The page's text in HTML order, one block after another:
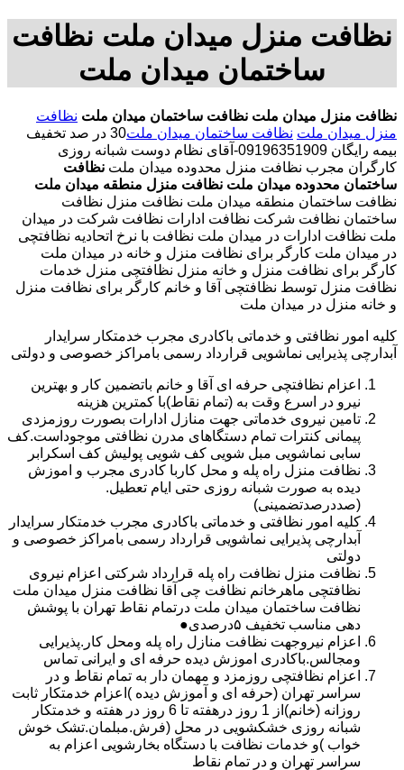
نظافت منزل میدان ملت نظافت
ساختمان میدان ملت
نظافت منزل میدان ملت نظافت ساختمان میدان ملت نظافت
منزل میدان ملت نظافت ساختمان میدان ملت
30 در صد تخفیف
بیمه رایگان 09196351909-آقای نظام دوست شبانه روزی
کارگران مجرب نظافت منزل محدوده میدان ملت نظافت
ساختمان محدوده میدان ملت نظافت منزل منطقه میدان ملت
نظافت ساختمان منطقه میدان ملت نظافت منزل نظافت
ساختمان نظافت شرکت نظافت ادارات نظافت شرکت در میدان
ملت نظافت ادارات در میدان ملت نظافت با نرخ اتحادیه نظافتچی
در میدان ملت کارگر برای نظافت منزل و خانه در میدان ملت
کارگر برای نظافت منزل و خانه منزل نظافتچی منزل خدمات
نظافت منزل توسط نظافتچی آقا و خانم کارگر برای نظافت منزل
و خانه منزل در میدان ملت
کلیه امور نظافتی و خدماتی باکادری مجرب خدمتکار سرایدار
آبدارچی پذیرایی نماشویی قرارداد رسمی بامراکز خصوصی و دولتی
اعزام نظافتچی حرفه ای آقا و خانم باتضمین کار و بهترین
نیرو در اسرع وقت به (تمام نقاط)با کمترین هزینه
تامین نیروی خدماتی جهت منازل ادارات بصورت روزمزدی
پیمانی کنترات تمام دستگاهای مدرن نظافتی موجوداست.کف
سابی نماشویی مبل شویی کف شویی پولیش کف اسکرابر
نظافت منزل راه پله و محل کاربا کادری مجرب و اموزش
دیده به صورت شبانه روزی حتی ایام تعطیل.
(صددرصدتضمینی)
کلیه امور نظافتی و خدماتی باکادری مجرب خدمتکار سرایدار
آبدارچی پذیرایی نماشویی قرارداد رسمی بامراکز خصوصی و
دولتی
نظافت منزل نظافت راه پله قرارداد شرکتی اعزام نیروی
نظافتچی ماهرخانم نظافت چی آقا نظافت منزل میدان ملت
نظافت ساختمان میدان ملت درتمام نقاط تهران با پوشش
دهی مناسب تخفیف ۵درصدی●
اعزام نیروجهت نظافت منازل راه پله ومحل کار.پذیرایی
ومجالس.باکادری اموزش دیده حرفه ای و ایرانی تماس
اعزام نظافتچی روزمزد و مهمان دار به تمام نقاط و در
سراسر تهران (حرفه ای و آموزش دیده )اعزام خدمتکار ثابت
روزانه (خانم)از 1 روز درهفته تا 6 روز در هفته و خدمتکار
شبانه روزی خشکشویی در محل (فرش.مبلمان.تشک خوش
خواب )و خدمات نظافت با دستگاه بخارشویی اعزام به
سراسر تهران و در تمام نقاط